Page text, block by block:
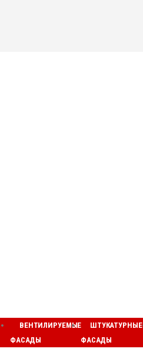
ВЕНТИЛИРУЕМЫЕ
ФАСАДЫ
ШТУКАТУРНЫЕ
ФАСАДЫ